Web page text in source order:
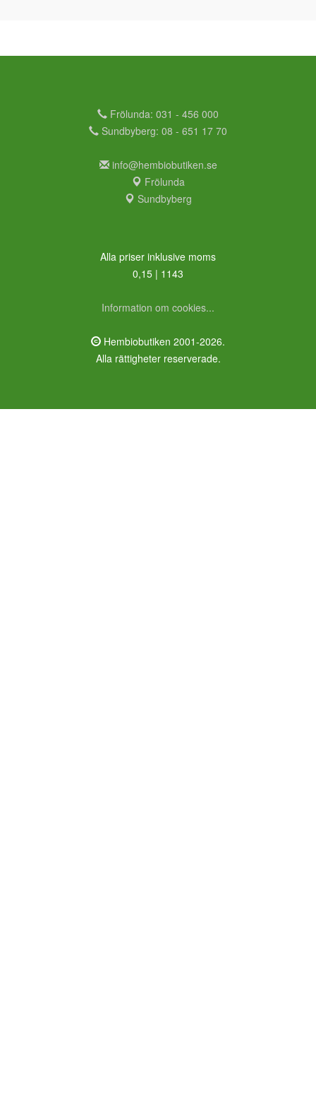
Frölunda: 031 - 456 000
Sundbyberg: 08 - 651 17 70
info@hembiobutiken.se
Frölunda
Sundbyberg
Alla priser inklusive moms
0,15 | 1143
Information om cookies...
Hembiobutiken 2001-2026.
Alla rättigheter reserverade.